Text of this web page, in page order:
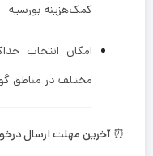
کمک‌هزینه بورسیه
مختلف در مناطق
⏰آخرین مهلت ارسال